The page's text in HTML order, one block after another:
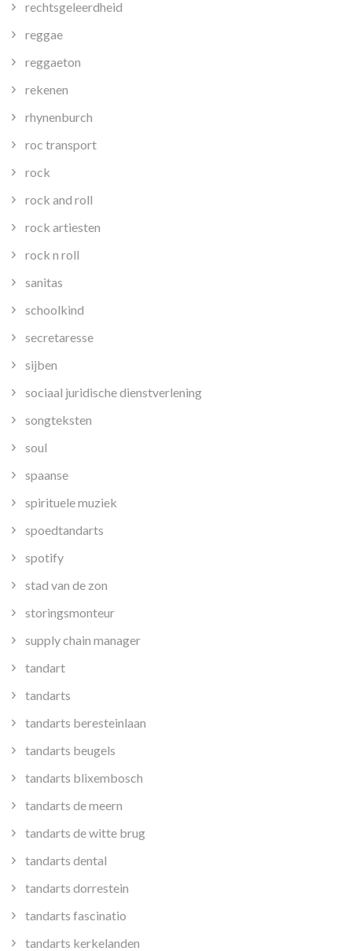
rechtsgeleerdheid
reggae
reggaeton
rekenen
rhynenburch
roc transport
rock
rock and roll
rock artiesten
rock n roll
sanitas
schoolkind
secretaresse
sijben
sociaal juridische dienstverlening
songteksten
soul
spaanse
spirituele muziek
spoedtandarts
spotify
stad van de zon
storingsmonteur
supply chain manager
tandart
tandarts
tandarts beresteinlaan
tandarts beugels
tandarts blixembosch
tandarts de meern
tandarts de witte brug
tandarts dental
tandarts dorrestein
tandarts fascinatio
tandarts kerkelanden